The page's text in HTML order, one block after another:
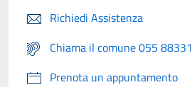
Richiedi Assistenza
Chiama il comune 055 88331
Prenota un appuntamento